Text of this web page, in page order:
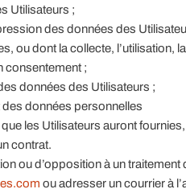
Utilisateurs ;
des données des
ou dont la collecte, l’utilisation,
consentement ;
données des Utilisateurs ;
des données personnelles
les Utilisateurs auront
contrat.
ou d’opposition à un
ou adresser un courrier à